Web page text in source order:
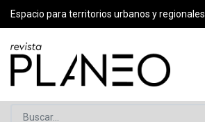
Espacio para territorios urbanos y regionales
Buscar...